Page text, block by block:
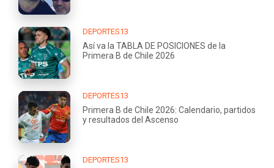
DEPORTES13
Así va la TABLA DE POSICIONES de la
Primera B de Chile 2026
DEPORTES13
Primera B de Chile 2026: Calendario, partidos
y resultados del Ascenso
DEPORTES13